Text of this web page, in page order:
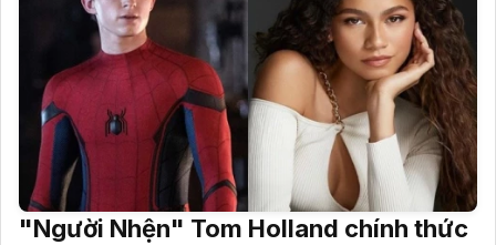
"Người Nhện" Tom Holland chính thức